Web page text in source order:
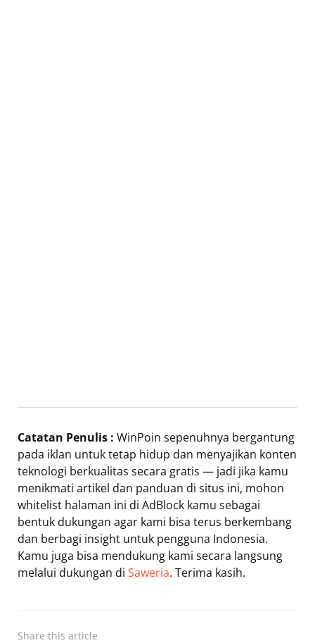
Catatan Penulis : WinPoin sepenuhnya bergantung
pada iklan untuk tetap hidup dan menyajikan konten
teknologi berkualitas secara gratis — jadi jika kamu
menikmati artikel dan panduan di situs ini, mohon
whitelist halaman ini di AdBlock kamu sebagai
bentuk dukungan agar kami bisa terus berkembang
dan berbagi insight untuk pengguna Indonesia.
Kamu juga bisa mendukung kami secara langsung
melalui dukungan di Saweria. Terima kasih.
Share this article